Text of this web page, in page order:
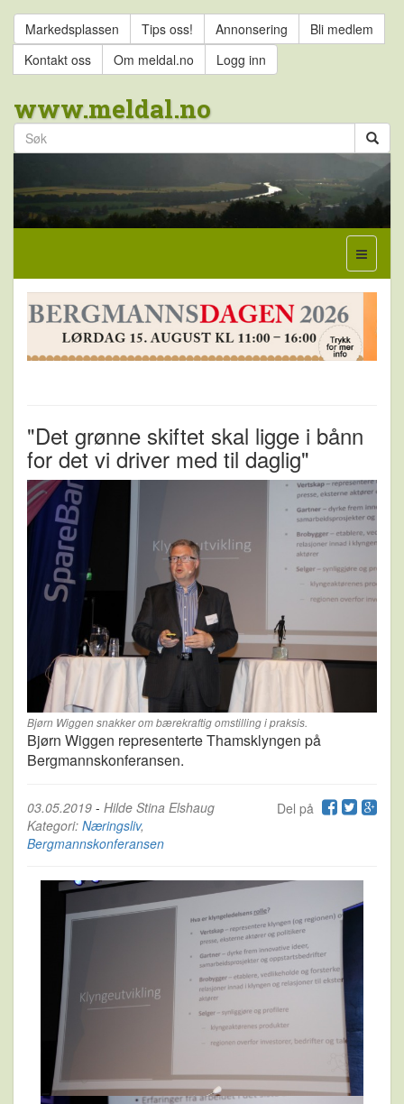
Markedsplassen Tips oss! Annonsering
Bli medlem
Kontakt oss
Om meldal.no Logg inn
www.meldal.no
"Det grønne skiftet skal ligge i bånn
for det vi driver med til daglig"
Bjørn Wiggen snakker om bærekraftig omstilling i praksis.
Bjørn Wiggen representerte Thamsklyngen på
Bergmannskonferansen.
Del på
03.05.2019 - Hilde Stina Elshaug
Kategori: Næringsliv,
Bergmannskonferansen